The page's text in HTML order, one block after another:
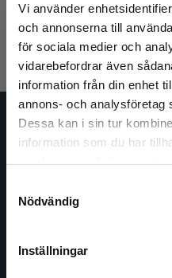
Vi använder
och annonserna till
för sociala medier och
vidarebefordrar även
information från din enhet
annons- och analysföretag
Dessa kan i sin tur
information som du har
Nödvändig
Inställningar
Begränsad
Det verkar som att du
Sverige. För att kunna
313 kr
inkl. moms
Exkl. moms: 295 kr
Nypon och Vilja
Nypon och Vilja förlag ger
och öppnar dörren till nya
såväl barn som vuxna.